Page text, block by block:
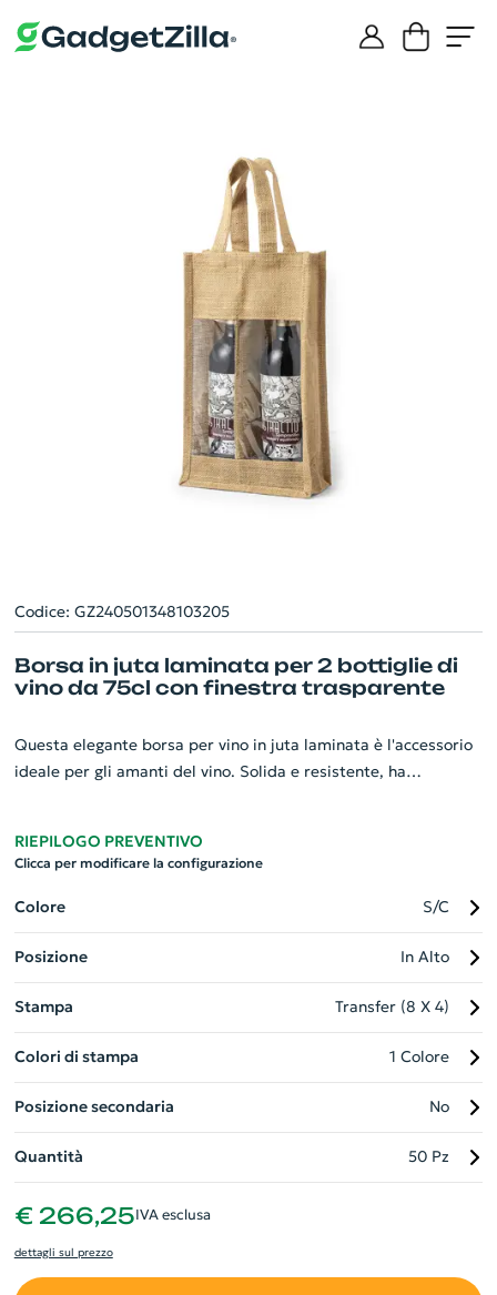
Codice: GZ240501348103205
Borsa in juta laminata per 2 bottiglie di
vino da 75cl con finestra trasparente
Questa elegante borsa per vino in juta laminata è l'accessorio
ideale per gli amanti del vino. Solida e resistente, ha
mostrare si bottiglie scelte, mentre i profili e i manici
personalizzato perfetto per aziende che vogliono fare un
pensiero distintivo e di qualità. Unisce praticità e stile,
regalando un tocco di eleganza ad ogni occasione.
RIEPILOGO PREVENTIVO
Clicca per modificare la configurazione
Colore S/C
Posizione In Alto
Stampa Transfer (8 X 4)
Colori di stampa 1 Colore
Posizione secondaria No
Quantità 50 Pz
€ 266,25IVA esclusa
dettagli sul prezzo